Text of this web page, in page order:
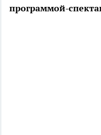
программой-